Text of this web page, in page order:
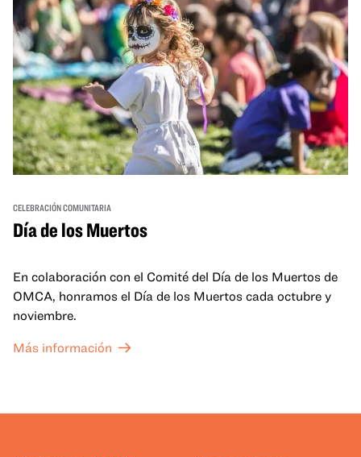
CELEBRACIÓN COMUNITARIA
Día de los Muertos
En colaboración con el Comité del Día de los Muertos de
OMCA, honramos el Día de los Muertos cada octubre y
noviembre.
Más información